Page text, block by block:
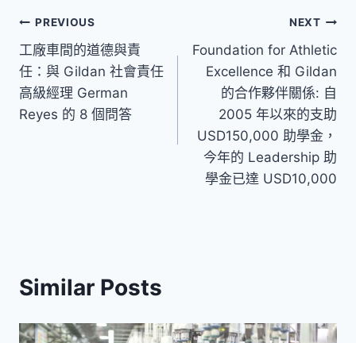
文
章
導
覽
PREVIOUS
工廠車間的道德與責
任：與 Gildan 社會責任
高級經理 German
Reyes 的 8 個問答
NEXT
Foundation for Athletic
Excellence 和 Gildan
的合作夥伴關係: 自
2005 年以來的支助
USD150,000 助學金，
今年的 Leadership 助
學金已達 USD10,000
Similar Posts